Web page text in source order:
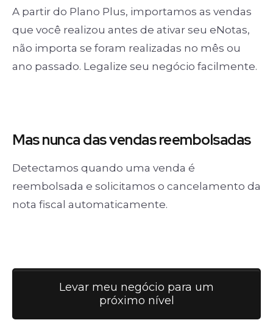
A partir do Plano Plus, importamos as vendas
que você realizou antes de ativar seu eNotas,
não importa se foram realizadas no mês ou
ano passado. Legalize seu negócio facilmente.
Mas nuncadas vendasreembolsadas
Detectamos quando uma venda é
reembolsada e solicitamos o cancelamento da
nota fiscal automaticamente.
Levar meu negócio para um
próximo nível